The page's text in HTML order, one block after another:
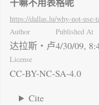
https://dallas.lu/why-not-use-
Author
达拉斯・卢
Published At
4/30/09,
License
CC-BY-NC-SA-4.0
Cite